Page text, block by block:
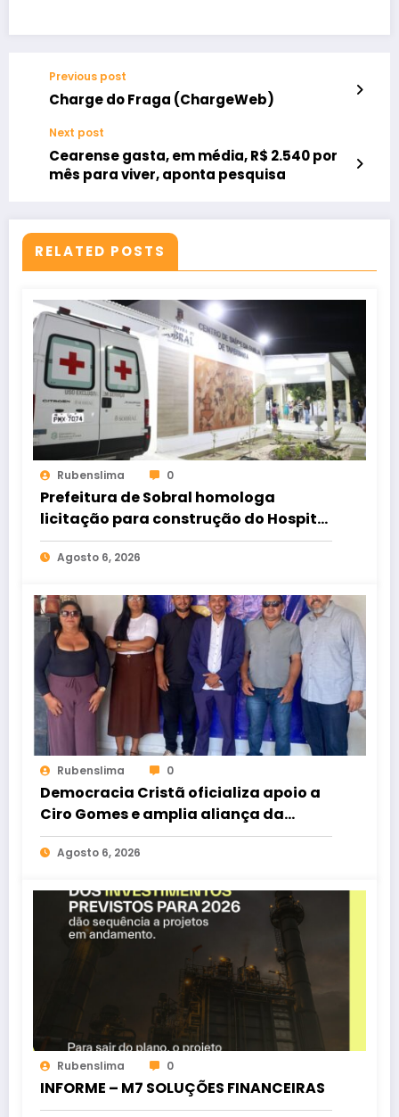
Previous post
Charge do Fraga (ChargeWeb)
Next post
Cearense gasta, em média, R$ 2.540 por
mês para viver, aponta pesquisa
RELATED POSTS
Rubenslima 0
Prefeitura de Sobral homologa
licitação para construção do Hospital
de Taperuaba
Agosto 6, 2026
Rubenslima 0
Democracia Cristã oficializa apoio a
Ciro Gomes e amplia aliança da
oposição no Ceará
Agosto 6, 2026
Rubenslima 0
INFORME – M7 SOLUÇÕES FINANCEIRAS